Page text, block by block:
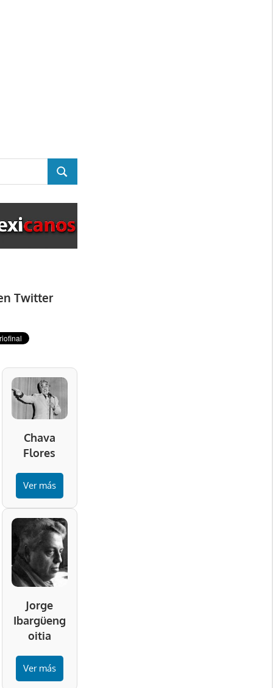
BUSCAR
Twitter
Chava
Flores
Ver más
Jorge
Ibargüeng
oitia
Ver más